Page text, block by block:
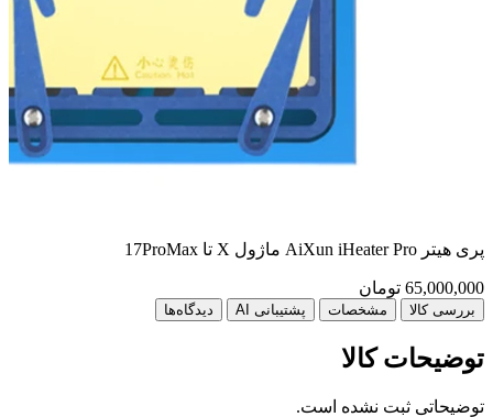
پری هیتر AiXun iHeater Pro ماژول X تا 17ProMax
65,000,000 تومان
بررسی کالا مشخصات پشتیبانی AI دیدگاه‌ها
توضیحات کالا
توضیحاتی ثبت نشده است.